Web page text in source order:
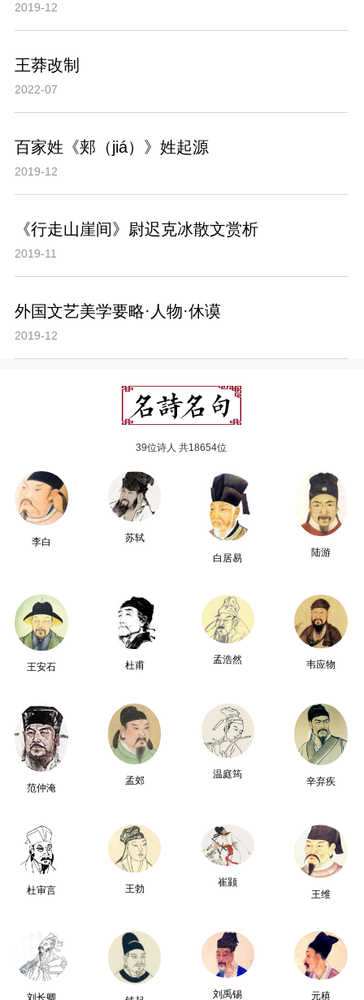
2019-12
王莽改制
2022-07
百家姓《郏（jiá）》姓起源
2019-12
《行走山崖间》尉迟克冰散文赏析
2019-11
外国文艺美学要略·人物·休谟
2019-12
39位诗人 共18654位
李白
苏轼
白居易
陆游
王安石 杜甫
孟浩然 韦应物
范仲淹
孟郊
温庭筠
辛弃疾
杜审言 王勃
崔颢
王维
刘长卿 刘禹锡 元稹